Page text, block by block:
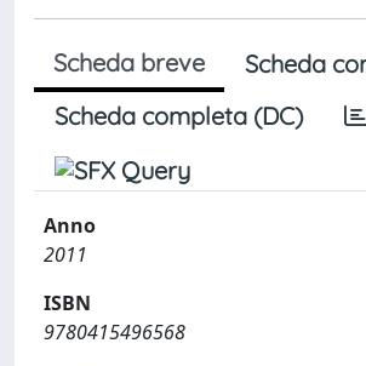
Scheda breve
Scheda
Scheda completa (DC)
Anno
2011
ISBN
9780415496568